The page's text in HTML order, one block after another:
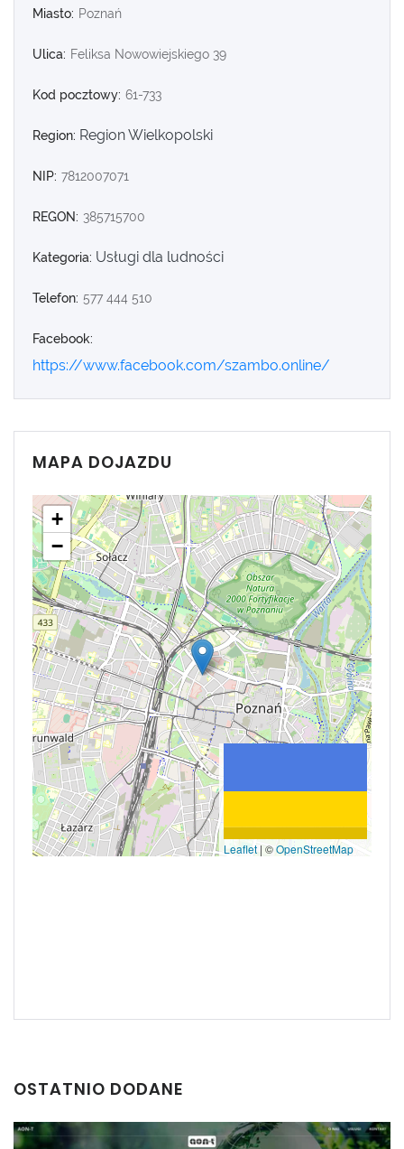
Miasto: Poznań
Ulica: Feliksa Nowowiejskiego 39
Kod pocztowy: 61-733
Region: Region Wielkopolski
NIP: 7812007071
REGON: 385715700
Kategoria: Usługi dla ludności
Telefon: 577 444 510
Facebook:
https://www.facebook.com/szambo.online/
MAPA DOJAZDU
+
−
Leaflet | ©OpenStreetMap
OSTATNIO DODANE